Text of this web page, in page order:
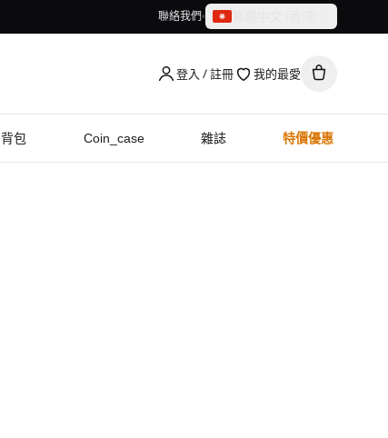
聯絡我們
繁體中文（香港）
登入 / 註冊 我的最愛
背包 Coin_case 雜誌 特價優惠